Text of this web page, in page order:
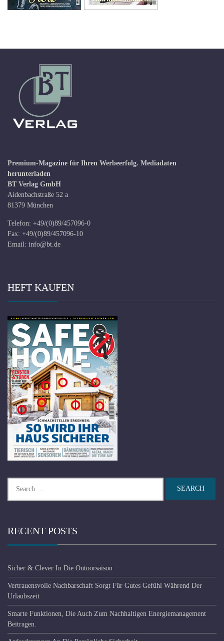
Premium-Magazine für Ihren Werbeerfolg. Mediadaten
herunterladen
BT Verlag GmbH
Aidenbachstraße 52 a
81379 München
Telefon: +49/(0)89/457096-0
Fax: +49/(0)89/457096-10
Email: info@bt.de
HEFT KAUFEN
for:
RECENT POSTS
Sicher & Clever In Die Outoorsaison
Vertrauensvolle Nachbarschaft Sorgt Für Gutes Gefühl Während Der
Urlaubszeit
Smarte Funktionen, Die Auch Zum Nachhaltigen Energiemanagement
Beitragen.